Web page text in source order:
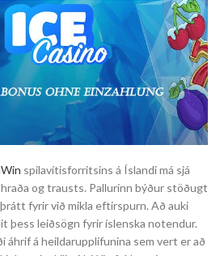
spilavítisforritsins á Íslandi má sjá
og trausts. Pallurinn býður stöðugt
fyrir við mikla eftirspurn. Að auki
þess leiðsögn fyrir íslenska notendur.
áhrif á heildarupplifunina sem vert er að